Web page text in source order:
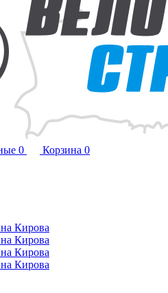
0 Корзина 0
Кирова
Кирова
Кирова
Кирова